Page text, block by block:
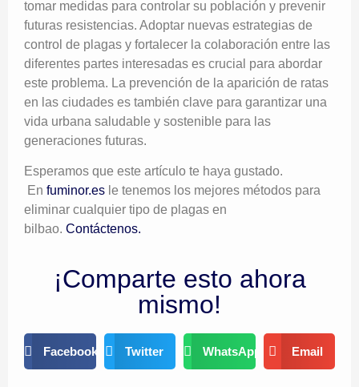
tomar medidas para controlar su población y prevenir
futuras resistencias. Adoptar nuevas estrategias de
control de plagas y fortalecer la colaboración entre las
diferentes partes interesadas es crucial para abordar
este problema. La prevención de la aparición de ratas
en las ciudades es también clave para garantizar una
vida urbana saludable y sostenible para las
generaciones futuras.
Esperamos que este artículo te haya gustado.
En fuminor.es le tenemos los mejores métodos para
eliminar cualquier tipo de plagas en
bilbao. Contáctenos.
¡Comparte esto ahora
mismo!
Facebook Twitter WhatsApp Email